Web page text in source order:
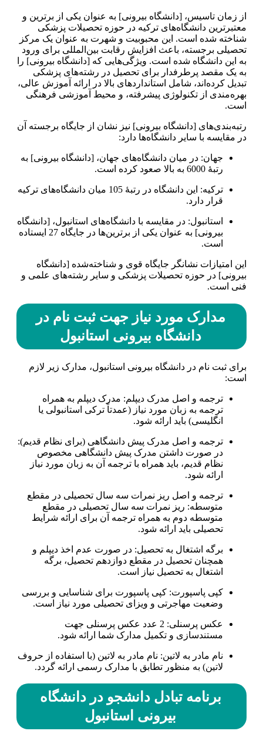
از زمان تاسیس، [دانشگاه بیرونی] به عنوان یکی از برترین و
معتبرترین دانشگاه‌های ترکیه در حوزه تحصیلات پزشکی
شناخته شده است. این محبوبیت و شهرت به عنوان یک مرکز
تحصیلی برجسته، باعث افزایش رقابت بین‌المللی برای ورود
به این دانشگاه شده است. ویژگی‌هایی که [دانشگاه بیرونی] را
به یک مقصد پرطرفدار برای تحصیل در رشته‌های پزشکی
تبدیل کرده‌اند، شامل استانداردهای بالا در ارائه آموزش عالی،
بهره‌مندی از تکنولوژی پیشرفته، و محیط آموزشی فرهنگی
است.
رتبه‌بندی‌های [دانشگاه بیرونی] نیز نشان از جایگاه برجسته آن
در مقایسه با سایر دانشگاه‌ها دارد:
جهان: در میان دانشگاه‌های جهان، [دانشگاه بیرونی] به
رتبهٔ 6000 به بالا صعود کرده است.
ترکیه: این دانشگاه در رتبهٔ 105 میان دانشگاه‌های ترکیه
قرار دارد.
استانبول: در مقایسه با دانشگاه‌های استانبول، [دانشگاه
بیرونی] به عنوان یکی از برترین‌ها در جایگاه 27 ایستاده
است.
این امتیازات نشانگر جایگاه قوی و شناخته‌شده [دانشگاه
بیرونی] در حوزه تحصیلات پزشکی و سایر رشته‌های علمی و
فنی است.
مدارک مورد نیاز جهت ثبت نام در
دانشگاه بیرونی استانبول
برای ثبت نام در دانشگاه بیرونی استانبول، مدارک زیر لازم
است:
ترجمه و اصل مدرک دیپلم: مدرک دیپلم به همراه
ترجمه به زبان مورد نیاز (عمدتاً ترکی استانبولی یا
انگلیسی) باید ارائه شود.
ترجمه و اصل مدرک پیش دانشگاهی (برای نظام قدیم):
در صورت داشتن مدرک پیش دانشگاهی مخصوص
نظام قدیم، باید همراه با ترجمه آن به زبان مورد نیاز
ارائه شود.
ترجمه و اصل ریز نمرات سه سال تحصیلی در مقطع
متوسطه: ریز نمرات سه سال تحصیلی در مقطع
متوسطه دوم به همراه ترجمه آن برای ارائه شرایط
تحصیلی باید ارائه شود.
برگه اشتغال به تحصیل: در صورت عدم اخذ دیپلم و
همچنان تحصیل در مقطع دوازدهم تحصیل، برگه
اشتغال به تحصیل نیاز است.
کپی پاسپورت: کپی پاسپورت برای شناسایی و بررسی
وضعیت مهاجرتی و ویزای تحصیلی مورد نیاز است.
عکس پرسنلی: 2 عدد عکس پرسنلی جهت
مستندسازی و تکمیل مدارک شما ارائه شود.
نام مادر به لاتین: نام مادر به لاتین (با استفاده از حروف
لاتین) به منظور تطابق با مدارک رسمی ارائه گردد.
برنامه تبادل دانشجو در دانشگاه
بیرونی استانبول